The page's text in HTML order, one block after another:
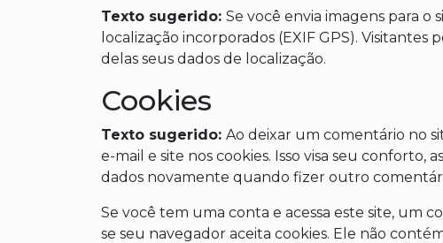
Texto sugerido: Se você envia imagens para o
localização incorporados (EXIF GPS).
delas seus dados de localização.
Cookies
Texto sugerido: Ao deixar um comentário no
e-mail e site nos cookies. Isso visa seu conforto,
dados novamente quando fizer outro
Se você tem uma conta e acessa este site, um
se seu navegador aceita cookies. Ele não